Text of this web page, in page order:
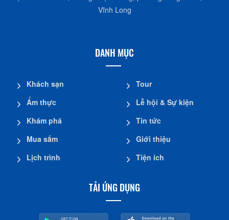
Địa chỉ: số 107/2, đường Phạm Hùng, phường Long Châu, tỉnh
DANH MỤC
TẢI ỨNG DỤNG